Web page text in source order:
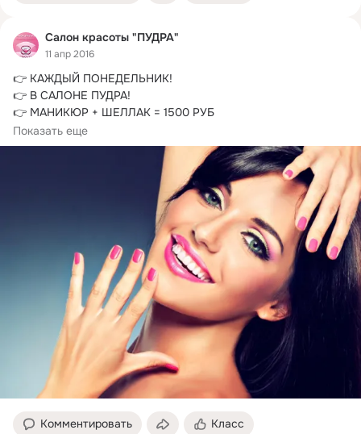
Салон красоты "ПУДРА"
11 апр 2016
👉 КАЖДЫЙ ПОНЕДЕЛЬНИК!
👉 В САЛОНЕ ПУДРА!
👉 МАНИКЮР + ШЕЛЛАК = 1500 РУБ
☎ запись по телефону 340-88-45
Показать еще
Комментировать Класс